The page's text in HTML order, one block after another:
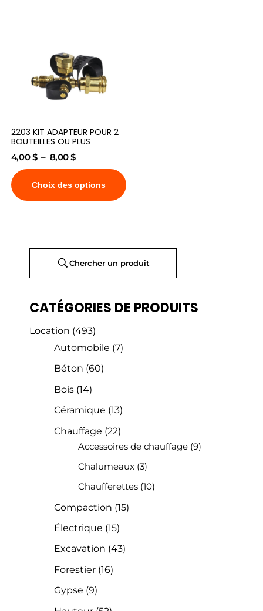
Chercher un produit
CATÉGORIES DE PRODUITS
Location (493)
Automobile (7)
Béton (60)
Bois (14)
Céramique (13)
Chauffage (22)
Accessoires de chauffage (9)
Chalumeaux (3)
Chaufferettes (10)
Compaction (15)
Électrique (15)
Excavation (43)
Forestier (16)
Gypse (9)
2203 KIT ADAPTEUR POUR 2
BOUTEILLES OU PLUS
4,00$ – 8,00$
Choix des options